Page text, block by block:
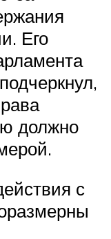
Его
должно
с